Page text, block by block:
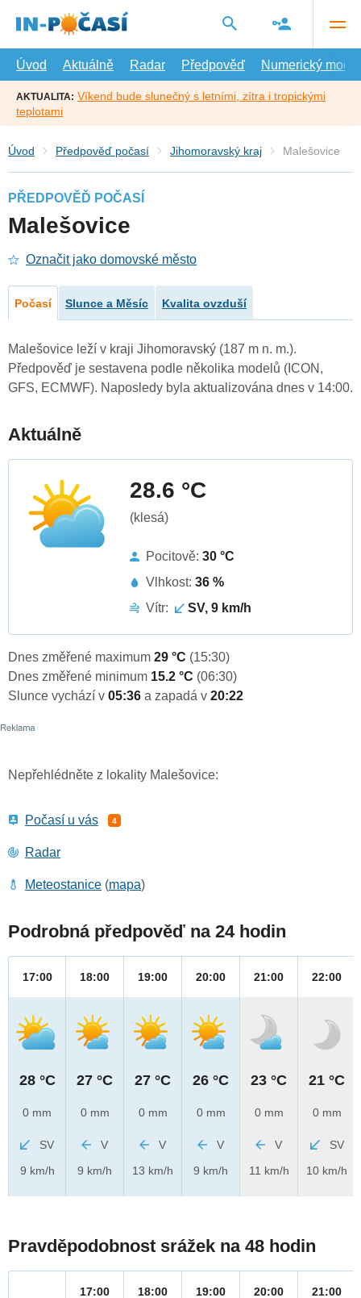
hlavní
Úvod
Aktuálně Radar Předpověď Numerický model
AKTUALITA: Víkend bude slunečný s letními, zítra i tropickými
teplotami
Úvod Předpověď počasí Jihomoravský kraj Malešovice
PŘEDPOVĚĎ POČASÍ
Malešovice
Označit jako domovské město
Počasí Slunce a Měsíc Kvalita ovzduší
Malešovice leží v kraji Jihomoravský (187 m n. m.).
Předpověď je sestavena podle několika modelů (ICON,
GFS, ECMWF). Naposledy byla aktualizována dnes v 14:00.
Aktuálně
28.6 °C
(klesá)
Pocitově: 30 °C
Vlhkost: 36 %
Vítr:
SV, 9 km/h
Dnes změřené maximum 29 °C (15:30)
Dnes změřené minimum 15.2 °C (06:30)
Slunce vychází v 05:36 a zapadá v 20:22
Nepřehlédněte z lokality Malešovice:
Počasí u vás 4
Radar
Meteostanice (mapa)
Podrobná předpověď na 24 hodin
17:00
28 °C
0 mm
SV
9 km/h
18:00
27 °C
0 mm
V
9 km/h
19:00
27 °C
0 mm
V
13 km/h
20:00
26 °C
0 mm
V
9 km/h
21:00
23 °C
0 mm
V
11 km/h
22:00
21 °C
0 mm
SV
10 km/h
Pravděpodobnost srážek na 48 hodin
17:00
18:00
19:00
20:00
21:00